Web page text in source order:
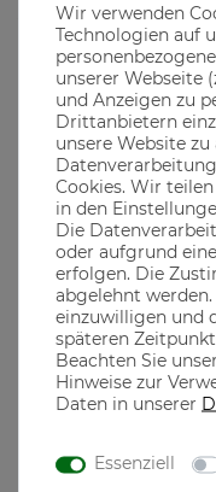
Lieferzeit 1-3 Werktage
Das
Mönchen geliebt
Ob im Biergarten,
bayerischen
Material
aus 100%
Tragekomfort
Wir verwenden
Technologien auf
unserer Webseite
und Anzeigen zu
Drittanbietern
unsere Website
Cookies. Wir
in den
Die
oder aufgrund
erfolgen. Die
abgelehnt
einzuwilligen und
späteren
Beachten Sie unser
Hinweise zur
Daten in unserer
Essenziell